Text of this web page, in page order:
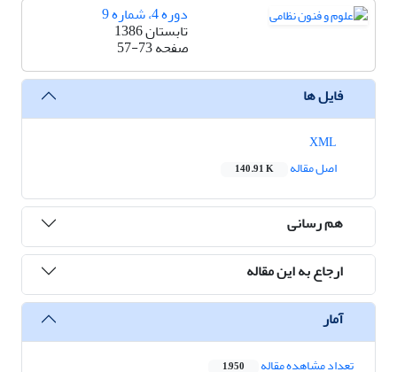
دوره 4، شماره 9
تابستان 1386
صفحه57-73
فایل ها
اصل مقاله
140.91 K
هم رسانی
ارجاع به این مقاله
آمار
تعداد مشاهده مقاله 1,950